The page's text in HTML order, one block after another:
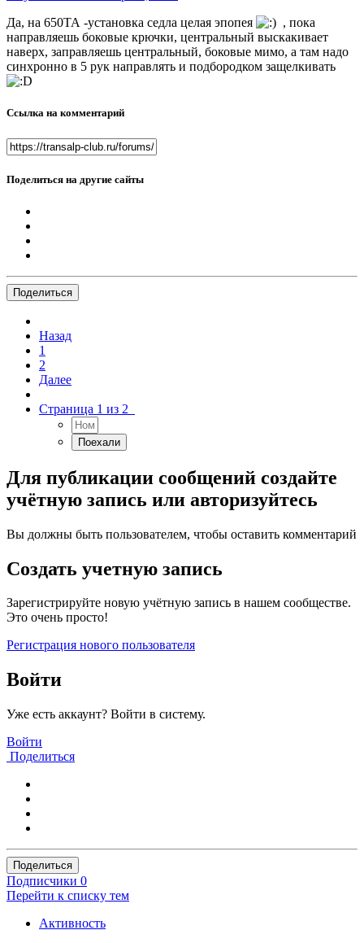
Да, на 650ТА -установка седла целая эпопея
, пока
направляешь боковые крючки, центральный выскакивает
наверх, заправляешь центральный, боковые мимо, а там надо
синхронно в 5 рук направлять и подбородком защелкивать
Ссылка на комментарий
Поделиться на другие сайты
Поделиться
Назад
1
2
Далее
Страница 1 из 2
Для публикации сообщений создайте
учётную запись или авторизуйтесь
Вы должны быть пользователем, чтобы оставить комментарий
Создать учетную запись
Зарегистрируйте новую учётную запись в нашем сообществе.
Это очень просто!
Регистрация нового пользователя
Войти
Уже есть аккаунт? Войти в систему.
Войти
Поделиться
Поделиться
Подписчики 0
Перейти к списку тем
Активность